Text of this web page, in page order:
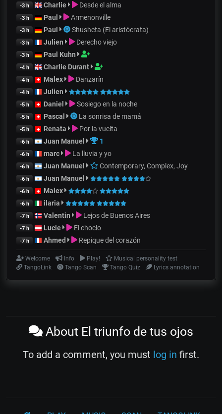
-3 h Charlie Desde el alma
-3 h Paul Armenonville
-3 h Paul Shusheta (El aristócrata)
-3 h Julien Derecho viejo
-3 h Paul Kuhn
-4 h Charlie Durant
-4 h Malex Danzarín
-4 h Julien
-5 h Daniel Sosiego en la noche
-5 h Pascal La sonrisa de mamá
-5 h Renata Por la vuelta
-6 h Juan Manuel 1
-6 h marc La lluvia y yo
-6 h Juan Manuel Contemporary, Complex, Joy
-6 h Juan Manuel
-6 h Malex
-6 h ilaria
-7 h Valentin Lejos de Buenos Aires
-7 h Lucie El choclo
-7 h Ahmed Repique del corazón
Welcome Info Play!
Musical personality test
TangoLink
Tango Scan Tango Quiz Lyrics annotation
About El triunfo de tus ojos
To add a comment, you must log in first.